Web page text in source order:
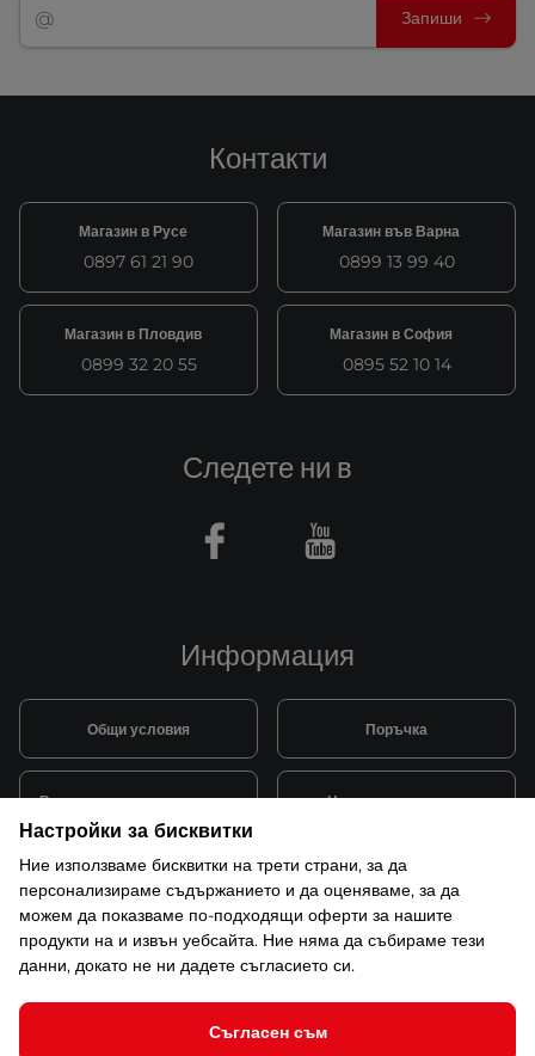
Запиши
Контакти
Магазин в Русе
0897 61 21 90
Магазин във Варна
0899 13 99 40
Магазин в Пловдив
0899 32 20 55
Магазин в София
0895 52 10 14
Информация
Общи условия Поръчка
Видове и цена за транспорт Начини на плащане
Система за лоялни клиенти Монтаж и поддръжка
Рекламации и гаранция
Следете ни в
Facebook Youtube
Настройки за бисквитки
Ние използваме бисквитки на трети страни, за да
персонализираме съдържанието и да оценяваме, за да
можем да показваме по-подходящи оферти за нашите
продукти на и извън уебсайта. Ние няма да събираме тези
данни, докато не ни дадете съгласието си.
Съгласен съм